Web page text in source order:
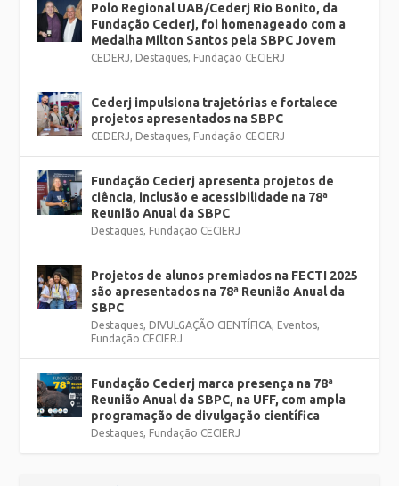
Polo Regional UAB/Cederj Rio Bonito, da
Fundação Cecierj, foi homenageado com a
Medalha Milton Santos pela SBPC Jovem
CEDERJ, Destaques, Fundação CECIERJ
Cederj impulsiona trajetórias e fortalece
projetos apresentados na SBPC
CEDERJ, Destaques, Fundação CECIERJ
Fundação Cecierj apresenta projetos de
ciência, inclusão e acessibilidade na 78ª
Reunião Anual da SBPC
Destaques, Fundação CECIERJ
Projetos de alunos premiados na FECTI 2025
são apresentados na 78ª Reunião Anual da
SBPC
Destaques, DIVULGAÇÃO CIENTÍFICA, Eventos,
Fundação CECIERJ
Fundação Cecierj marca presença na 78ª
Reunião Anual da SBPC, na UFF, com ampla
programação de divulgação científica
Destaques, Fundação CECIERJ